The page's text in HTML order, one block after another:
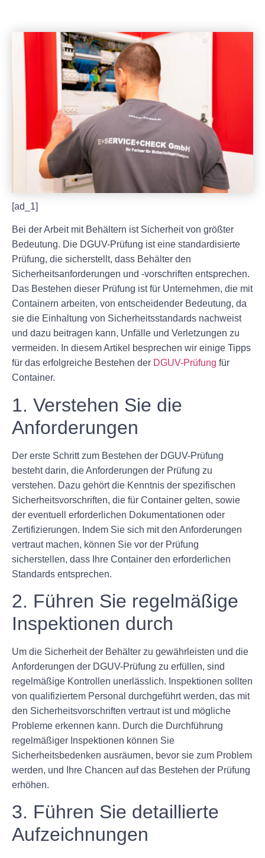
[ad_1]
Bei der Arbeit mit Behältern ist Sicherheit von größter
Bedeutung. Die DGUV-Prüfung ist eine standardisierte
Prüfung, die sicherstellt, dass Behälter den
Sicherheitsanforderungen und -vorschriften entsprechen.
Das Bestehen dieser Prüfung ist für Unternehmen, die mit
Containern arbeiten, von entscheidender Bedeutung, da
sie die Einhaltung von Sicherheitsstandards nachweist
und dazu beitragen kann, Unfälle und Verletzungen zu
vermeiden. In diesem Artikel besprechen wir einige Tipps
für das erfolgreiche Bestehen der DGUV-Prüfung für
Container.
1. Verstehen Sie die
Anforderungen
Der erste Schritt zum Bestehen der DGUV-Prüfung
besteht darin, die Anforderungen der Prüfung zu
verstehen. Dazu gehört die Kenntnis der spezifischen
Sicherheitsvorschriften, die für Container gelten, sowie
der eventuell erforderlichen Dokumentationen oder
Zertifizierungen. Indem Sie sich mit den Anforderungen
vertraut machen, können Sie vor der Prüfung
sicherstellen, dass Ihre Container den erforderlichen
Standards entsprechen.
2. Führen Sie regelmäßige
Inspektionen durch
Um die Sicherheit der Behälter zu gewährleisten und die
Anforderungen der DGUV-Prüfung zu erfüllen, sind
regelmäßige Kontrollen unerlässlich. Inspektionen sollten
von qualifiziertem Personal durchgeführt werden, das mit
den Sicherheitsvorschriften vertraut ist und mögliche
Probleme erkennen kann. Durch die Durchführung
regelmäßiger Inspektionen können Sie
Sicherheitsbedenken ausräumen, bevor sie zum Problem
werden, und Ihre Chancen auf das Bestehen der Prüfung
erhöhen.
3. Führen Sie detaillierte
Aufzeichnungen